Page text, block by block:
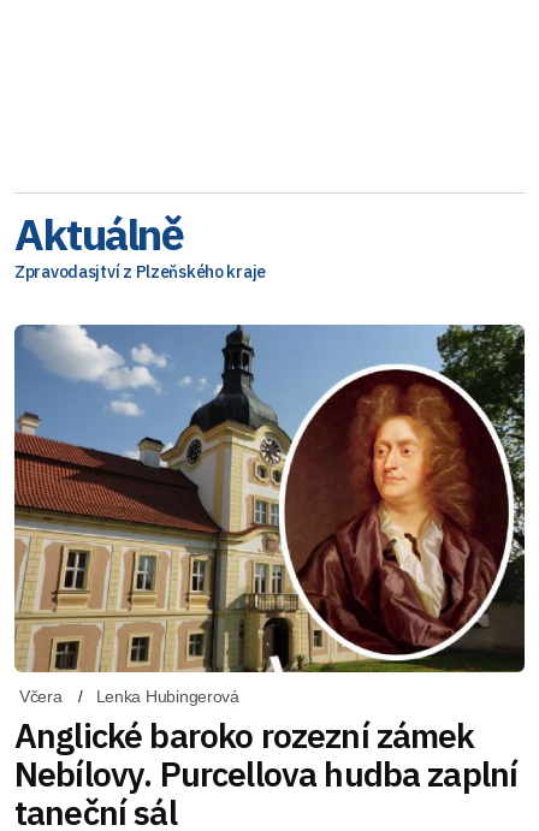
Aktuálně
Zpravodasjtví z Plzeňského kraje
Včera Lenka Hubingerová
Anglické baroko rozezní zámek
Nebílovy. Purcellova hudba zaplní
taneční sál